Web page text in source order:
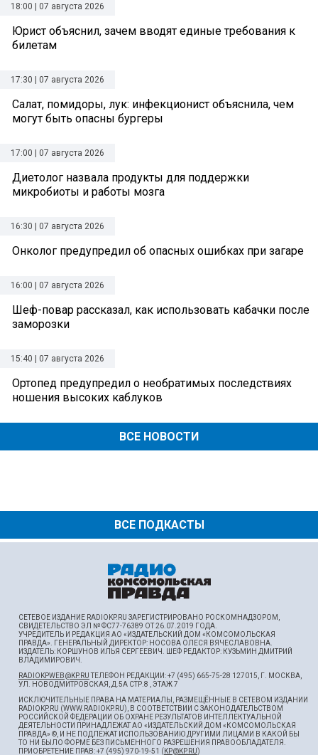
ВСЕ ПОДКАСТЫ
18:00 | 07 августа 2026
Юрист объяснил, зачем вводят единые требования к
билетам
17:30 | 07 августа 2026
Салат, помидоры, лук: инфекционист объяснила, чем
могут быть опасны бургеры
17:00 | 07 августа 2026
Диетолог назвала продукты для поддержки
микробиоты и работы мозга
16:30 | 07 августа 2026
Онколог предупредил об опасных ошибках при загаре
16:00 | 07 августа 2026
Шеф-повар рассказал, как использовать кабачки после
заморозки
15:40 | 07 августа 2026
Ортопед предупредил о необратимых последствиях
ношения высоких каблуков
ВСЕ НОВОСТИ
СЕТЕВОЕ ИЗДАНИЕ RADIOKP.RU ЗАРЕГИСТРИРОВАНО РОСКОМНАДЗОРОМ,
СВИДЕТЕЛЬСТВО ЭЛ № ФС77-76389 ОТ 26.07.2019 ГОДА.
УЧРЕДИТЕЛЬ И РЕДАКЦИЯ АО «ИЗДАТЕЛЬСКИЙ ДОМ «КОМСОМОЛЬСКАЯ
ПРАВДА». ГЕНЕРАЛЬНЫЙ ДИРЕКТОР: НОСОВА ОЛЕСЯ ВЯЧЕСЛАВОВНА.
ИЗДАТЕЛЬ: КОРШУНОВ ИЛЬЯ СЕРГЕЕВИЧ. ШEФ РЕДАКТОР: КУЗЬМИН ДМИТРИЙ
ВЛАДИМИРОВИЧ.
RADIOKPWEB@KP.RU ТЕЛЕФОН РЕДАКЦИИ: +7 (495) 665-75-28 127015, Г. МОСКВА,
УЛ. НОВОДМИТРОВСКАЯ, Д.5А СТР.8 , ЭТАЖ 7
ИСКЛЮЧИТЕЛЬНЫЕ ПРАВА НА МАТЕРИАЛЫ, РАЗМЕЩЁННЫЕ В СЕТЕВОМ ИЗДАНИИ
RADIOKP.RU (WWW.RADIOKP.RU), В СООТВЕТСТВИИ С ЗАКОНОДАТЕЛЬСТВОМ
РОССИЙСКОЙ ФЕДЕРАЦИИ ОБ ОХРАНЕ РЕЗУЛЬТАТОВ ИНТЕЛЛЕКТУАЛЬНОЙ
ДЕЯТЕЛЬНОСТИ ПРИНАДЛЕЖАТ АО «ИЗДАТЕЛЬСКИЙ ДОМ «КОМСОМОЛЬСКАЯ
ПРАВДА» ©, И НЕ ПОДЛЕЖАТ ИСПОЛЬЗОВАНИЮ ДРУГИМИ ЛИЦАМИ В КАКОЙ БЫ
ТО НИ БЫЛО ФОРМЕ БЕЗ ПИСЬМЕННОГО РАЗРЕШЕНИЯ ПРАВООБЛАДАТЕЛЯ.
ПРИОБРЕТЕНИЕ ПРАВ: +7 (495) 970-19-51 ( KP@KP.RU)